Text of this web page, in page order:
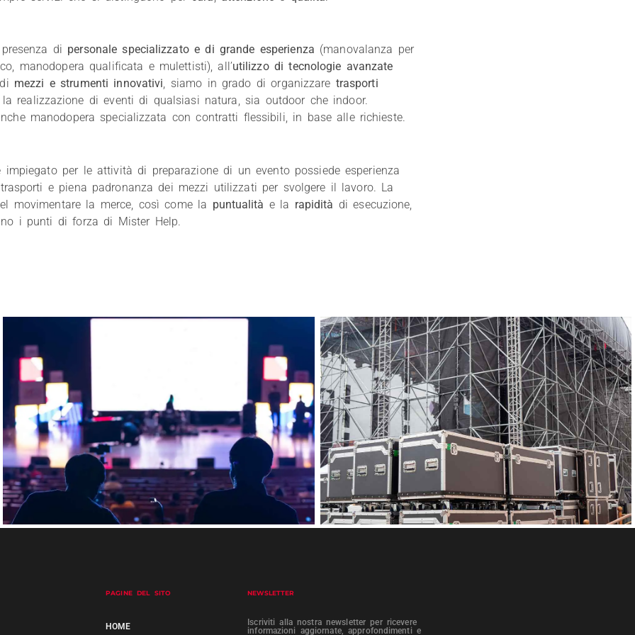
di personale specializzato e di grande esperienza (manovalanza per
manodopera qualificata e mulettisti), all’utilizzo di tecnologie avanzate
mezzi e strumenti innovativi, siamo in grado di organizzare trasporti
realizzazione di eventi di qualsiasi natura, sia outdoor che indoor.
manodopera specializzata con contratti flessibili, in base alle richieste.
impiegato per le attività di preparazione di un evento possiede esperienza
e piena padronanza dei mezzi utilizzati per svolgere il lavoro. La
movimentare la merce, così come la puntualità e la rapidità di esecuzione,
i punti di forza di Mister Help.
PAGINE DEL SITO
HOME
NEWSLETTER
Iscriviti alla nostra newsletter per ricevere
informazioni aggiornate, approfondimenti e